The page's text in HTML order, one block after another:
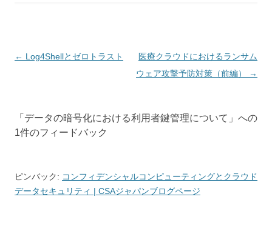
投稿ナビゲーション
← Log4Shellとゼロトラスト
医療クラウドにおけるランサム
ウェア攻撃予防対策（前編）
→
「 データの暗号化における利用者鍵管理について 」への
1件のフィードバック
ピンバック: コンフィデンシャルコンピューティングとクラウド
データセキュリティ | CSAジャパンブログページ